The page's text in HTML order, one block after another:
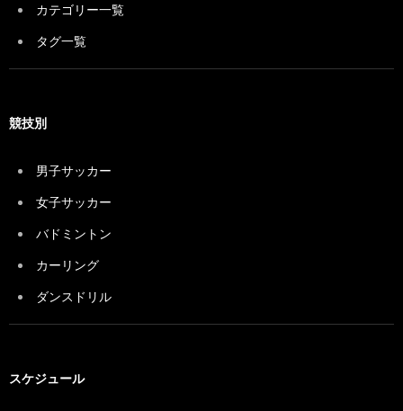
カテゴリー一覧
タグ一覧
競技別
男子サッカー
女子サッカー
バドミントン
カーリング
ダンスドリル
スケジュール